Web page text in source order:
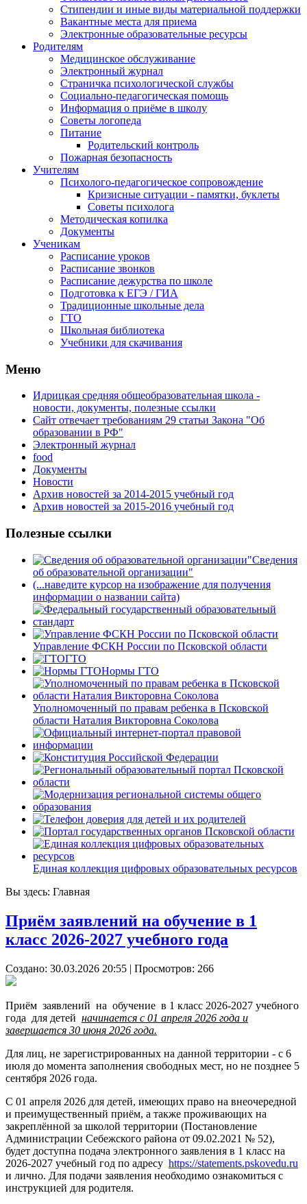
Стипендии и иные виды материальной поддержки
Вакантные места для приема
Электронные образовательные ресурсы
Родителям
Медицинское обслуживание
Электронный журнал
Страничка психологической службы
Социально-педагогическая помощь
Информация о приёме в школу
Советы логопеда
Питание
Родительский контроль
Пожарная безопасность
Учителям
Психолого-педагогическое сопровождение
Кризисные ситуации - памятки, буклеты
Советы психолога
Методическая копилка
Документы
Ученикам
Расписание уроков
Расписание звонков
Расписание дежурства по школе
Подготовка к ЕГЭ / ГИА
Традиционные школьные дела
ГТО
Школьная библиотека
Учебники для скачивания
Мeню
Идрицкая средняя общеобразовательная школа -
новости, документы, полезные ссылки
Сайт отвечает требованиям 29 cтатьи Закона "Об
образовании в РФ"
Электронный журнал
food
Документы
Новости
Архив новостей за 2014-2015 учебный год
Архив новостей за 2015-2016 учебный год
Полезные ссылки
Сведения
об образовательной организации"
(...наведите курсор на изображение для получения
информации о названии сайта)
Управление ФСКН России по Псковской области
ГТО
Нормы ГТО
Уполномоченный по правам ребенка в Псковской
области Наталия Викторовна Соколова
Единая коллекция цифровых образовательных ресурсов
Вы здесь: Главная
Приём заявлений на обучение в 1
класс 2026-2027 учебного года
Создано: 30.03.2026 20:55 | Просмотров: 266
Приём заявлений на обучение в 1 класс 2026-2027 учебного
года для детей начинается с 01 апреля 2026 года и
завершается 30 июня 2026 года.
Для лиц, не зарегистрированных на данной территории - с 6
июля до момента заполнения свободных мест, но не позднее 5
сентября 2026 года.
С 01 апреля 2026 для детей, имеющих право на внеочередной
и преимущественный приём, а также проживающих на
закреплённой за школой территории (Постановление
Администрации Себежского района от 09.02.2021 № 52),
будет доступна подача электронного заявления в 1 класс на
2026-2027 учебный год по адресу https://statements.pskovedu.ru
и лично. Для подачи заявления необходимо ознакомиться с
инструкцией для родителя.